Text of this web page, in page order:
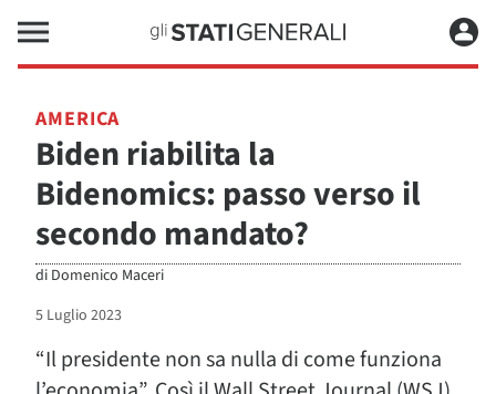
AMERICA
Biden riabilita la
Bidenomics: passo verso il
secondo mandato?
di Domenico Maceri
5 Luglio 2023
“Il presidente non sa nulla di come funziona